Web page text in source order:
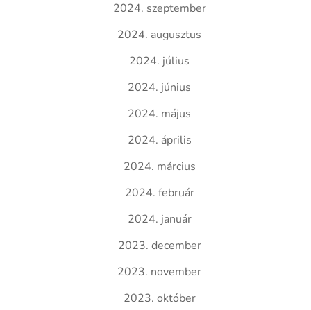
2024. szeptember
2024. augusztus
2024. július
2024. június
2024. május
2024. április
2024. március
2024. február
2024. január
2023. december
2023. november
2023. október